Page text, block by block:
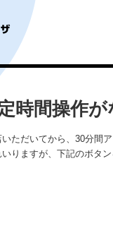
時間操作
いただいてから、30分間
いりますが、下記のボタ